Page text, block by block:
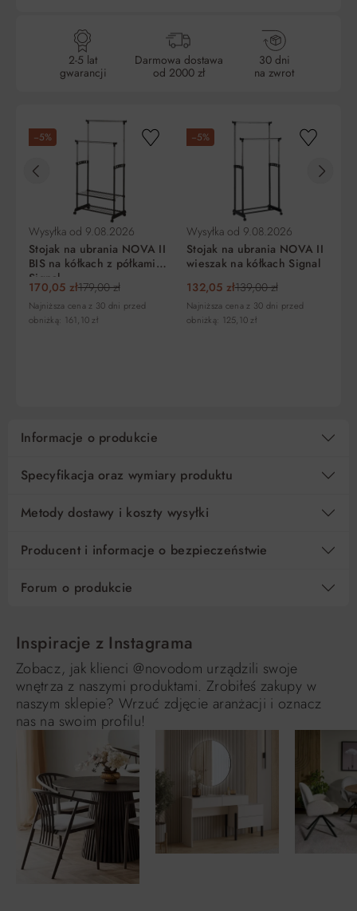
2-5 lat
gwarancji
Darmowa dostawa
od 2000 zł
30 dni
na zwrot
−5%
Wysyłka od 9.08.2026
Stojak na ubrania NOVA II
BIS na kółkach z półkami
Signal
170,05 zł179,00 zł
Najniższa cena z 30 dni przed
obniżką: 161,10 zł
−5%
Wysyłka od 9.08.2026
Stojak na ubrania NOVA II
wieszak na kółkach Signal
132,05 zł139,00 zł
Najniższa cena z 30 dni przed
obniżką: 125,10 zł
Informacje o produkcie
Specyfikacja oraz wymiary produktu
Metody dostawy i koszty wysyłki
Producent i informacje o bezpieczeństwie
Forum o produkcie
Inspiracje z Instagrama
Zobacz, jak klienci @novodom urządzili swoje
wnętrza z naszymi produktami. Zrobiłeś zakupy w
naszym sklepie? Wrzuć zdjęcie aranżacji i oznacz
nas na swoim profilu!